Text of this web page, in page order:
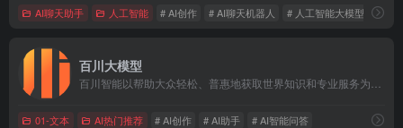
AI聊天助手 人工智能 # AI创作 # AI聊天机器人 # 人工智能大模型
百川大模型
01-文本 AI热门推荐 # AI创作 # AI助手 # AI智能问答